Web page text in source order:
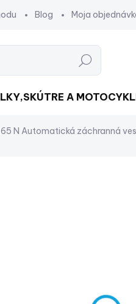
Blog Moja
Hľadať
A
N Automatická záchranná